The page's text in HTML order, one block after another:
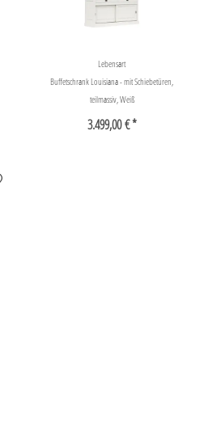
Lebensart
Buffetschrank Louisiana - mit Schiebetüren,
teilmassiv, Weiß
3.499,00 € *